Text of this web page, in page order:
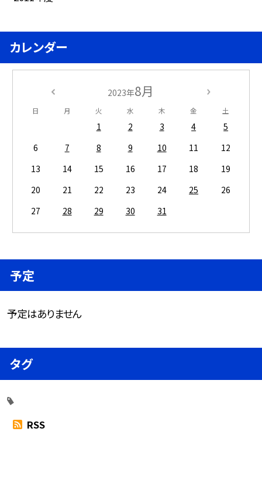
カレンダー
2023年8月
日 月 火 水 木 金 土
1 2 3 4
5
6
7 8 9 10 11
12
13
14 15 16 17 18
19
20
21 22 23 24 25
26
27
28 29 30 31
予定
予定はありません
タグ
RSS